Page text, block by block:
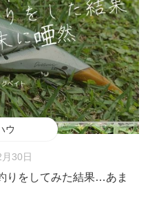
ウ
30日
りをしてみた結果…あま